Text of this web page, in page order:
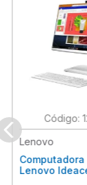
:
Lenovo
Computadora
Lenovo